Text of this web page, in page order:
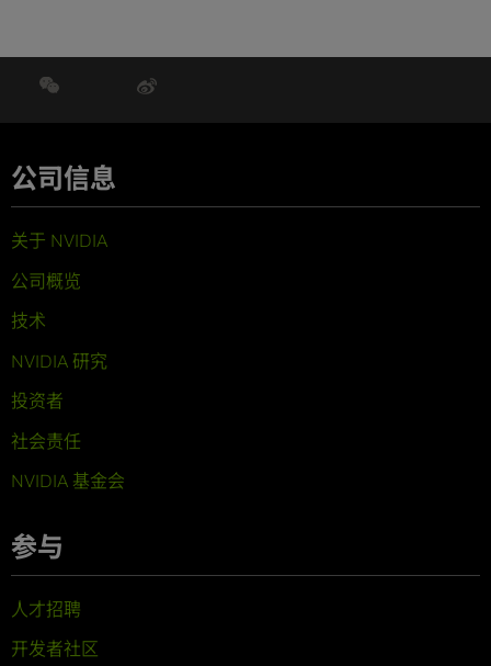
公司信息
关于 NVIDIA
公司概览
技术
NVIDIA 研究
投资者
社会责任
NVIDIA 基金会
参与
人才招聘
开发者社区